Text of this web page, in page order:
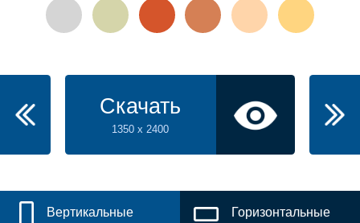
Скачать
1350 x 2400
Вертикальные Горизонтальные